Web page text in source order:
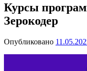
Курсы
Зерокодер
Опубликовано